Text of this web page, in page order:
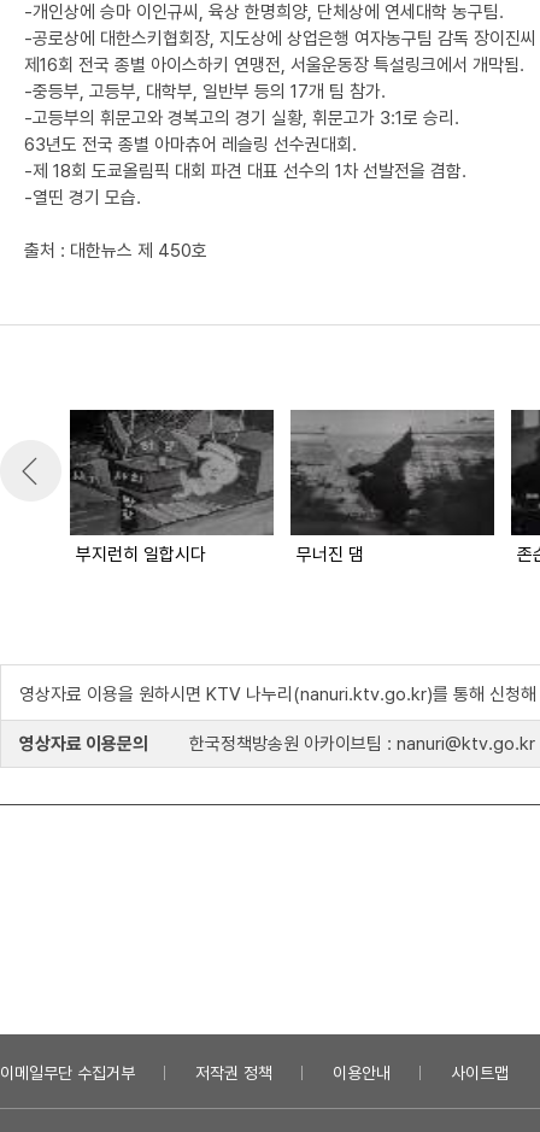
-개인상에 승마 이인규씨, 육상 한명희양, 단체상에 연세대학 농구팀.
-공로상에 대한스키협회장, 지도상에 상업은행 여자농구팀 감독 장이진
제16회 전국 종별 아이스하키 연맹전, 서울운동장 특설링크에서 개막됨.
-중등부, 고등부, 대학부, 일반부 등의 17개 팀 참가.
-고등부의 휘문고와 경복고의 경기 실황, 휘문고가 3:1로 승리.
63년도 전국 종별 아마츄어 레슬링 선수권대회.
-제 18회 도쿄올림픽 대회 파견 대표 선수의 1차 선발전을 겸함.
-열띤 경기 모습.
출처 : 대한뉴스 제 450호
부지런히 일합시다 무너진 댐 존
영상자료 이용을 원하시면 KTV 나누리(nanuri.ktv.go.kr)를 통해 신청해
영상자료 이용문의 한국정책방송원 아카이브팀 : nanuri@ktv.go.kr
이메일무단 수집거부 저작권 정책 이용안내 사이트맵